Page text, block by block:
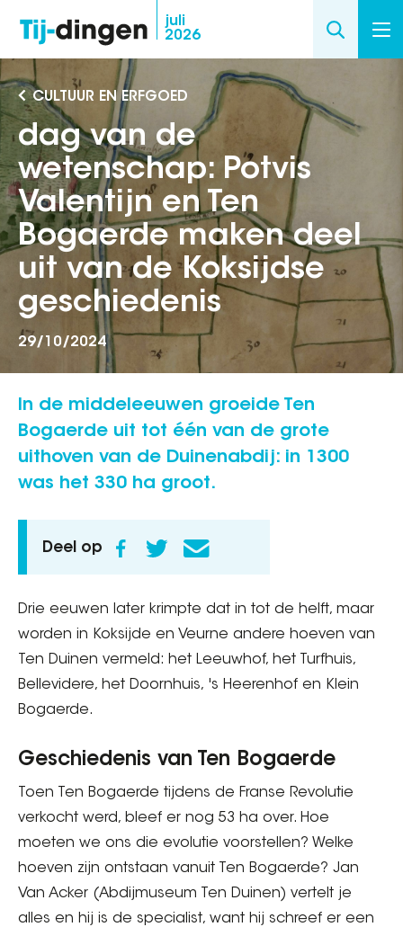
naar
de
inhoud
gaan
juli
2026
CULTUUR EN ERFGOED
dag van de
wetenschap: Potvis
Valentijn en Ten
Bogaerde maken deel
uit van de Koksijdse
geschiedenis
29/10/2024
In de middeleeuwen groeide Ten
Bogaerde uit tot één van de grote
uithoven van de Duinenabdij: in 1300
was het 330 ha groot.
Deel op
Drie eeuwen later krimpte dat in tot de helft, maar
worden in Koksijde en Veurne andere hoeven van
Ten Duinen vermeld: het Leeuwhof, het Turfhuis,
Bellevidere, het Doornhuis, 's Heerenhof en Klein
Bogaerde.
Geschiedenis van Ten Bogaerde
Toen Ten Bogaerde tijdens de Franse Revolutie
verkocht werd, bleef er nog 53 ha over. Hoe
moeten we ons die evolutie voorstellen? Welke
hoeven zijn ontstaan vanuit Ten Bogaerde? Jan
Van Acker (Abdijmuseum Ten Duinen) vertelt je
alles en hij is de specialist, want hij schreef er een